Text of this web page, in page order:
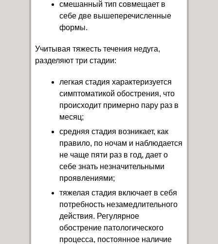
смешанный тип совмещает в
себе две вышеперечисленные
формы.
Учитывая тяжесть течения недуга,
разделяют три стадии:
легкая стадия характеризуется
симптоматикой обострения, что
происходит примерно пару раз в
месяц;
средняя стадия возникает, как
правило, по ночам и наблюдается
не чаще пяти раз в год, дает о
себе знать незначительными
проявлениями;
тяжелая стадия включает в себя
потребность незамедлительного
действия. Регулярное
обострение патологического
процесса, постоянное наличие